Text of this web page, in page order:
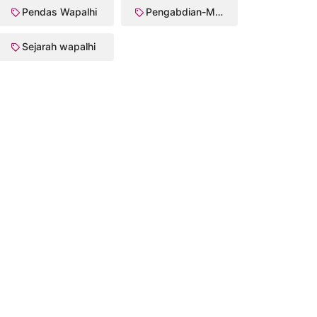
Pendas Wapalhi Pengabdian-Masyarakat
Sejarah wapalhi